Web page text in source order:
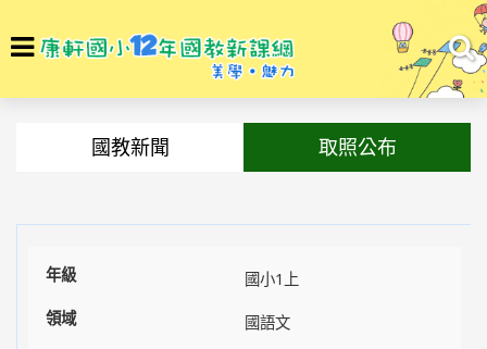
選
國教新聞 取照公布
國小1上
國語文